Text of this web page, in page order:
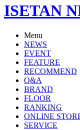
ISETAN
Menu
NEWS
EVENT
FEATURE
RECOMMEND
Q&A
BRAND
FLOOR
RANKING
ONLINE
SERVICE